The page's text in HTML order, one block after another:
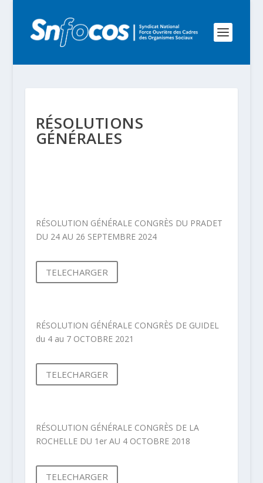
RÉSOLUTIONS
GÉNÉRALES
RÉSOLUTION GÉNÉRALE CONGRÈS DU PRADET
DU 24 AU 26 SEPTEMBRE 2024
TELECHARGER
RÉSOLUTION GÉNÉRALE CONGRÈS DE GUIDEL
du 4 au 7 OCTOBRE 2021
TELECHARGER
RÉSOLUTION GÉNÉRALE CONGRÈS DE LA
ROCHELLE DU 1er AU 4 OCTOBRE 2018
TELECHARGER